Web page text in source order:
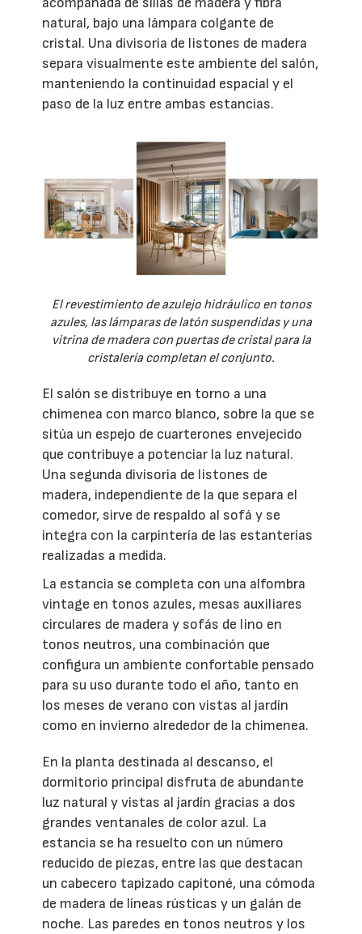
natural, bajo una lámpara colgante de
cristal. Una divisoria de listones de madera
separa visualmente este ambiente del salón,
manteniendo la continuidad espacial y el
paso de la luz entre ambas estancias.
El revestimiento de azulejo hidráulico en tonos
azules, las lámparas de latón suspendidas y una
vitrina de madera con puertas de cristal para la
cristalería completan el conjunto.
El salón se distribuye en torno a una
chimenea con marco blanco, sobre la que se
sitúa un espejo de cuarterones envejecido
que contribuye a potenciar la luz natural.
Una segunda divisoria de listones de
madera, independiente de la que separa el
comedor, sirve de respaldo al sofá y se
integra con la carpintería de las estanterías
realizadas a medida.
La estancia se completa con una alfombra
vintage en tonos azules, mesas auxiliares
circulares de madera y sofás de lino en
tonos neutros, una combinación que
configura un ambiente confortable pensado
para su uso durante todo el año, tanto en
los meses de verano con vistas al jardín
como en invierno alrededor de la chimenea.
En la planta destinada al descanso, el
dormitorio principal disfruta de abundante
luz natural y vistas al jardín gracias a dos
grandes ventanales de color azul. La
estancia se ha resuelto con un número
reducido de piezas, entre las que destacan
un cabecero tapizado capitoné, una cómoda
de madera de líneas rústicas y un galán de
noche. Las paredes en tonos neutros y los